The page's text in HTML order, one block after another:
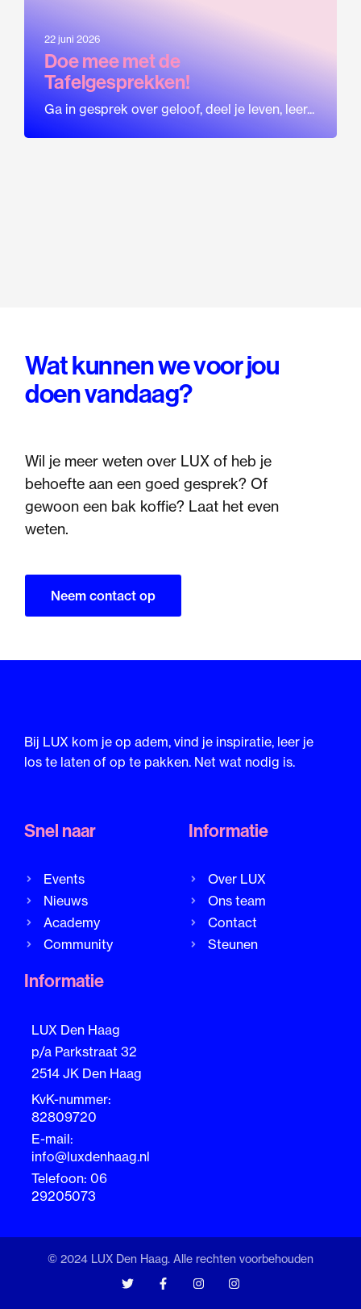
22 juni 2026
Doe mee met de
Tafelgesprekken!
Ga in gesprek over geloof, deel je leven, leer...
Wat kunnen we voor jou
doen vandaag?
Wil je meer weten over LUX of heb je
behoefte aan een goed gesprek? Of
gewoon een bak koffie? Laat het even
weten.
Neem contact op
Bij LUX kom je op adem, vind je inspiratie, leer je
los te laten of op te pakken. Net wat nodig is.
Snel naar
Events
Nieuws
Academy
Community
Informatie
Over LUX
Ons team
Contact
Steunen
Informatie
LUX Den Haag
p/a Parkstraat 32
2514 JK Den Haag
KvK-nummer:
82809720
E-mail:
info@luxdenhaag.nl
Telefoon: 06
29205073
© 2024 LUX Den Haag. Alle rechten voorbehouden
T
w
F
a
I
n
I
n